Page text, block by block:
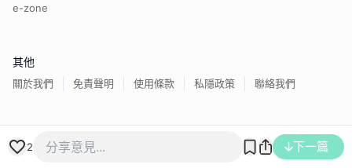
2 下一篇
e-zone
其他
關於我們 免責聲明 使用條款 私隱政策 聯絡我們
香港經濟日報版權所有©